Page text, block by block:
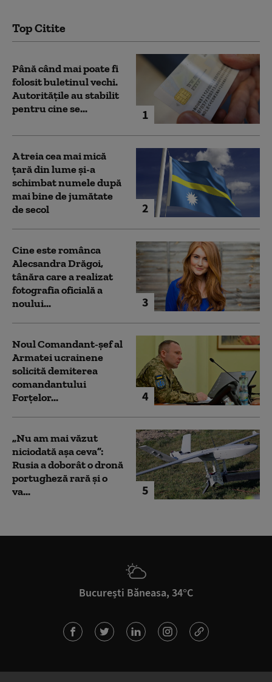
Top Citite
1
Până când mai poate fi
folosit buletinul vechi.
Autoritățile au stabilit
pentru cine se...
2
A treia cea mai mică
țară din lume și-a
schimbat numele după
mai bine de jumătate
de secol
3
Cine este românca
Alecsandra Drăgoi,
tânăra care a realizat
fotografia oficială a
noului...
4
Noul Comandant-șef al
Armatei ucrainene
solicită demiterea
comandantului
Forțelor...
5
„Nu am mai văzut
niciodată așa ceva”:
Rusia a doborât o dronă
portugheză rară și o
va...
București Băneasa, 34°C